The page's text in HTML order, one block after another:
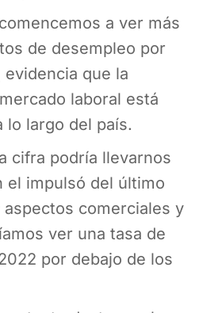
a ver más
de desempleo por
evidencia que la
laboral está
lo largo del país.
cifra podría llevarnos
el impulsó del último
comerciales y
ver una tasa de
por debajo de los